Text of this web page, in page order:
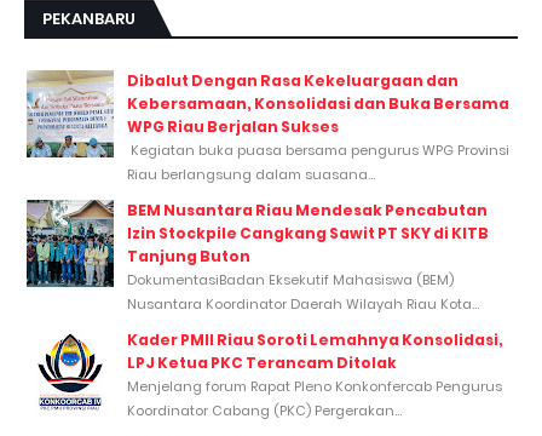
PEKANBARU
Dibalut Dengan Rasa Kekeluargaan dan
Kebersamaan, Konsolidasi dan Buka Bersama
WPG Riau Berjalan Sukses
Kegiatan buka puasa bersama pengurus WPG Provinsi
Riau berlangsung dalam suasana...
BEM Nusantara Riau Mendesak Pencabutan
Izin Stockpile Cangkang Sawit PT SKY di KITB
Tanjung Buton
DokumentasiBadan Eksekutif Mahasiswa (BEM)
Nusantara Koordinator Daerah Wilayah Riau Kota...
Kader PMII Riau Soroti Lemahnya Konsolidasi,
LPJ Ketua PKC Terancam Ditolak
Menjelang forum Rapat Pleno Konkonfercab Pengurus
Koordinator Cabang (PKC) Pergerakan...